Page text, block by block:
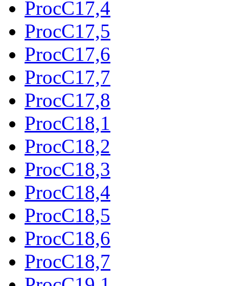
ProcC17,4
ProcC17,5
ProcC17,6
ProcC17,7
ProcC17,8
ProcC18,1
ProcC18,2
ProcC18,3
ProcC18,4
ProcC18,5
ProcC18,6
ProcC18,7